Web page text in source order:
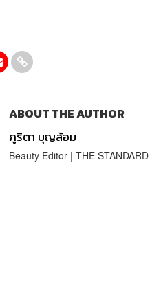
ABOUT THE AUTHOR
ภูริตา บุญล้อม
Beauty Editor | THE